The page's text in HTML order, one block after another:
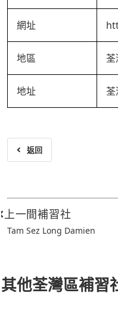
網址
地區
地址
返回
上一間補習社
Tam Sez Long Damien
其他荃灣區補習